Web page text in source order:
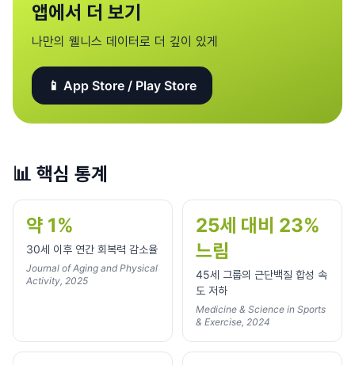
앱에서 더 보기
나만의 웰니스 데이터로 더 깊이 있게
📱 App Store / Play Store
📊 핵심 통계
약 1%
30세 이후 연간 회복력 감소율
Journal of Aging and Physical
Activity, 2025
25세 대비 23%
느림
45세 그룹의 근단백질 합성 속
도 저하
Medicine & Science in Sports
& Exercise, 2024